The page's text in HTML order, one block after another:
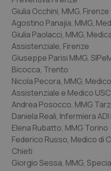
Giulia Occhini, MMG, Firenze
Agostino Panajia, MMG,
Giulia Paolacci, MMG,
Assistenziale, Firenze
Giuseppe Parisi MMG,
Bicocca, Trento
Nicola Pecora, MMG,
Assistenziale e Medico
Andrea Posocco, MMG
Daniela Reali, Infermiera
Elena Rubatto, MMG Torino
Federico Russo, Medico di
Chieti
Giorgio Sessa, MMG,
CookieScriptConsent